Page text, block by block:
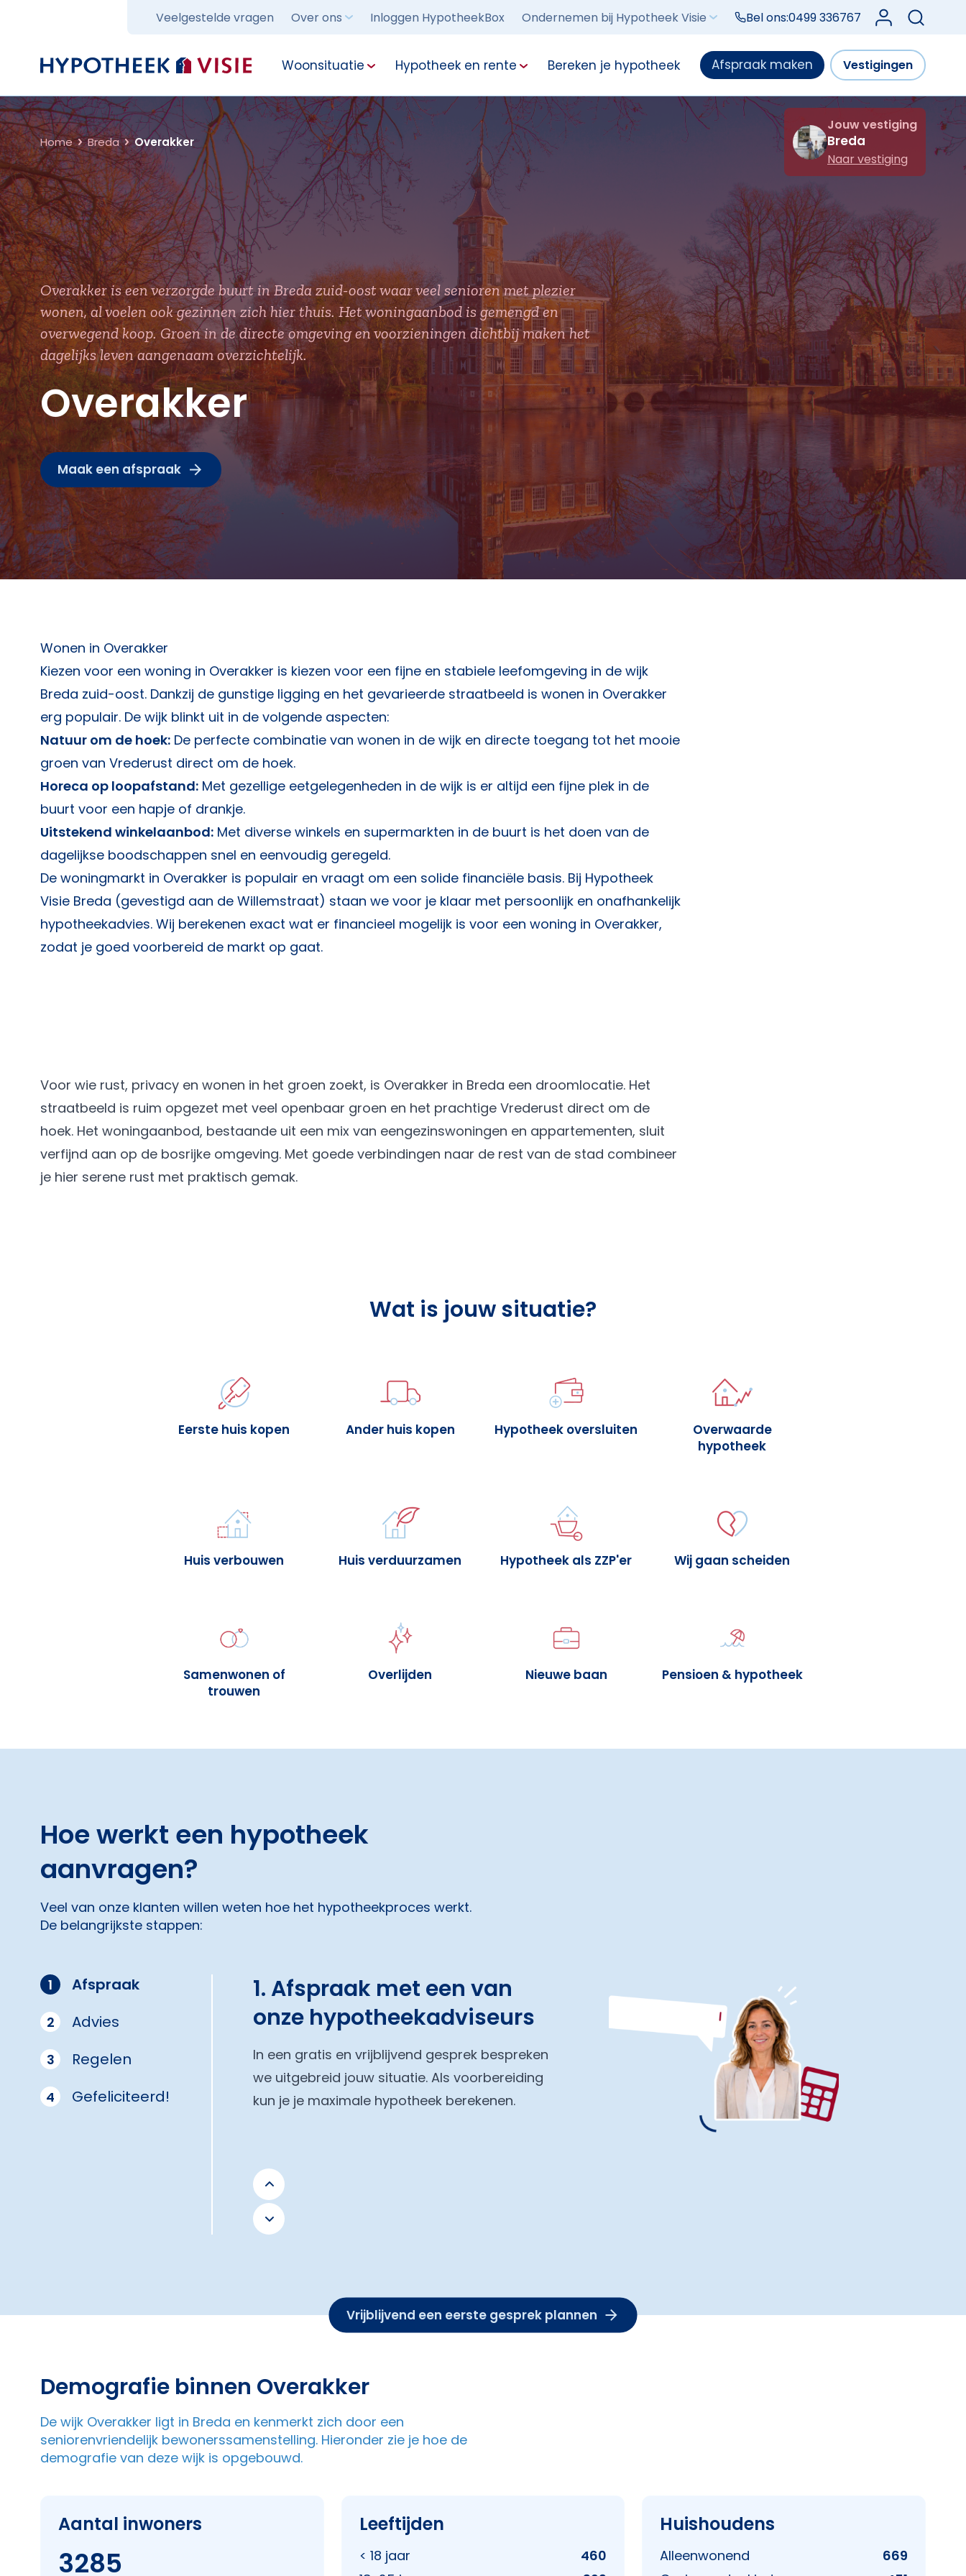
Veelgestelde vragen Over ons Inloggen HypotheekBox Ondernemen bij Hypotheek Visie Bel ons:0499 336767 Log in bij Mijn
Terug naar home Woonsituatie Hypotheek en rente Bereken je hypotheek Afspraak maken Vestigingen
Home Breda Overakker
Jouw vestiging
Breda
Naar vestiging
Overakker is een verzorgde buurt in Breda zuid-oost waar veel senioren met plezier
wonen, al voelen ook gezinnen zich hier thuis. Het woningaanbod is gemengd en
overwegend koop. Groen in de directe omgeving en voorzieningen dichtbij maken het
dagelijks leven aangenaam overzichtelijk.
Overakker
Maak een afspraak
Wonen in Overakker
Kiezen voor een woning in Overakker is kiezen voor een fijne en stabiele leefomgeving in de wijk
Breda zuid-oost. Dankzij de gunstige ligging en het gevarieerde straatbeeld is wonen in Overakker
erg populair. De wijk blinkt uit in de volgende aspecten:
Natuur om de hoek: De perfecte combinatie van wonen in de wijk en directe toegang tot het mooie
groen van Vrederust direct om de hoek.
Horeca op loopafstand: Met gezellige eetgelegenheden in de wijk is er altijd een fijne plek in de
buurt voor een hapje of drankje.
Uitstekend winkelaanbod: Met diverse winkels en supermarkten in de buurt is het doen van de
dagelijkse boodschappen snel en eenvoudig geregeld.
De woningmarkt in Overakker is populair en vraagt om een solide financiële basis. Bij Hypotheek
Visie Breda (gevestigd aan de Willemstraat) staan we voor je klaar met persoonlijk en onafhankelijk
hypotheekadvies. Wij berekenen exact wat er financieel mogelijk is voor een woning in Overakker,
zodat je goed voorbereid de markt op gaat.
Voor wie rust, privacy en wonen in het groen zoekt, is Overakker in Breda een droomlocatie. Het
straatbeeld is ruim opgezet met veel openbaar groen en het prachtige Vrederust direct om de
hoek. Het woningaanbod, bestaande uit een mix van eengezinswoningen en appartementen, sluit
verfijnd aan op de bosrijke omgeving. Met goede verbindingen naar de rest van de stad combineer
je hier serene rust met praktisch gemak.
Wat is jouw situatie?
Eerste huis kopen Ander huis kopen Hypotheek oversluiten
Overwaarde
hypotheek
Huis verbouwen Huis verduurzamen Hypotheek als ZZP'er Wij gaan scheiden
Samenwonen of
trouwen
Overlijden Nieuwe baan Pensioen & hypotheek
Hoe werkt een hypotheek
aanvragen?
Veel van onze klanten willen weten hoe het hypotheekproces werkt.
De belangrijkste stappen:
1 Afspraak
2 Advies
3 Regelen
4 Gefeliciteerd!
1. Afspraak met een van
onze hypotheekadviseurs
In een gratis en vrijblijvend gesprek bespreken
we uitgebreid jouw situatie. Als voorbereiding
kun je je maximale hypotheek berekenen.
Vrijblijvend een eerste gesprek plannen
Demografie binnen Overakker
De wijk Overakker ligt in Breda en kenmerkt zich door een
seniorenvriendelijk bewonerssamenstelling. Hieronder zie je hoe de
demografie van deze wijk is opgebouwd.
Aantal inwoners
3285
Leeftijden
< 18 jaar
460
Huishoudens
Alleenwonend
669